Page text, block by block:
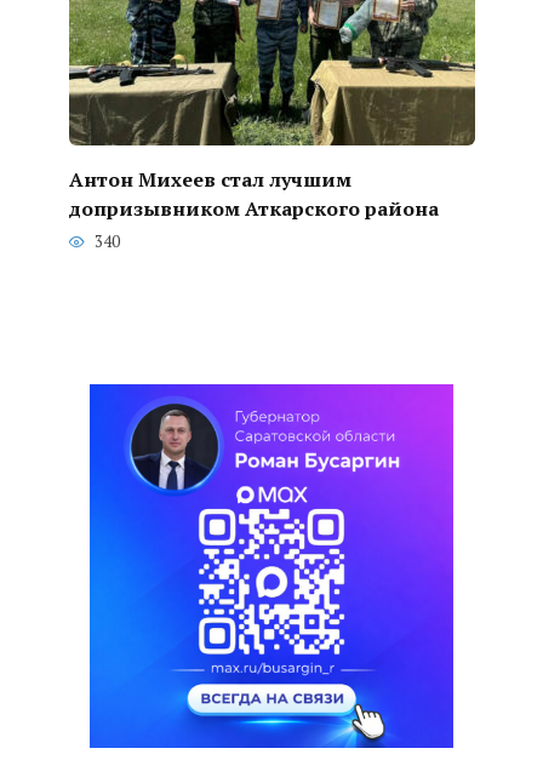
Антон Михеев стал лучшим
допризывником Аткарского района
340